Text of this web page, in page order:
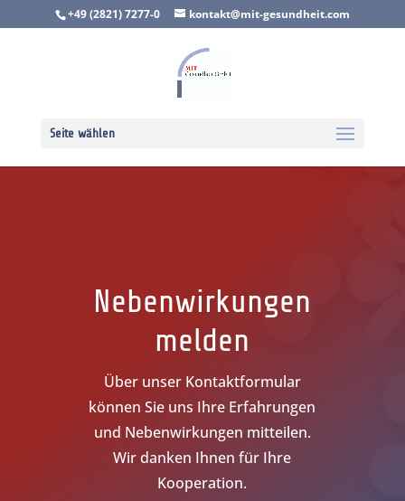
+49 (2821) 7277-0 kontakt@mit-gesundheit.com
Seite wählen
Nebenwirkungen
melden
Über unser Kontaktformular
können Sie uns Ihre Erfahrungen
und Nebenwirkungen mitteilen.
Wir danken Ihnen für Ihre
Kooperation.